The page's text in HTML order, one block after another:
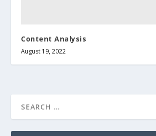
Content Analysis
August 19, 2022